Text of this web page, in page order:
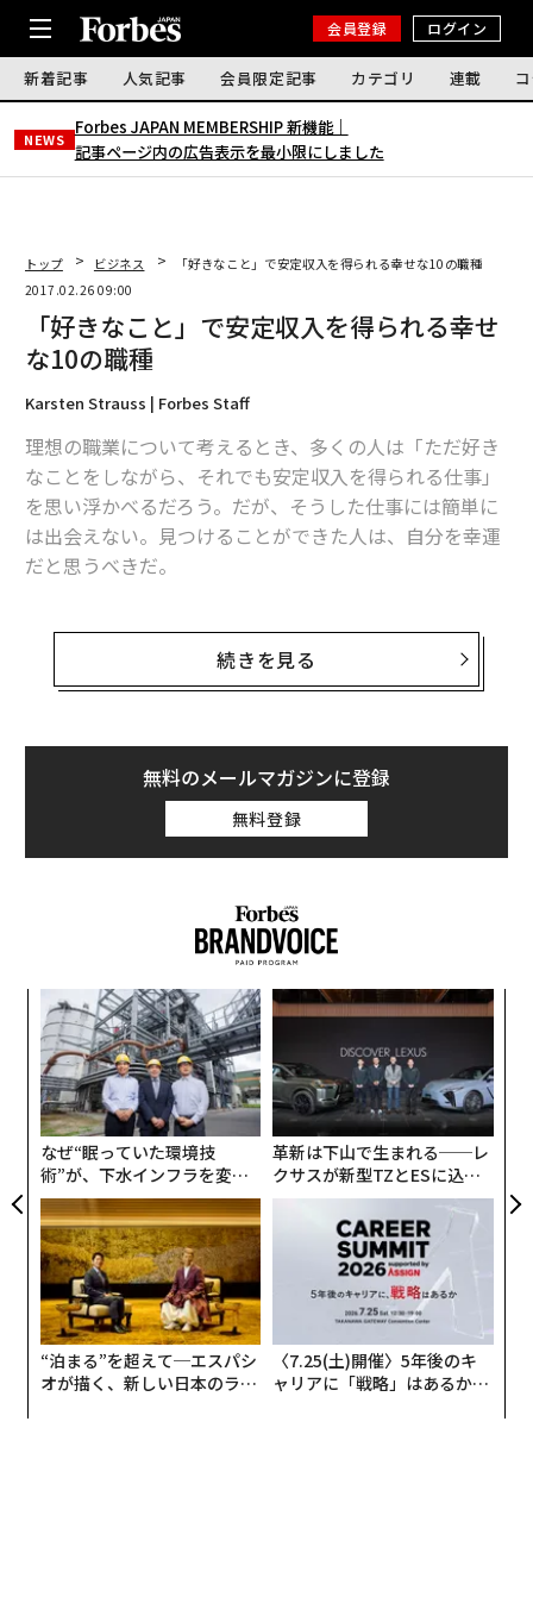
会員登録 ログイン
新着記事 人気記事 会員限定記事 カテゴリ 連載
NEWS
Forbes JAPAN MEMBERSHIP 新機能｜
記事ページ内の広告表示を最小限にしました
トップ ビジネス
「好きなこと」で安定収入を得られる幸せな10の職種
2017.02.26 09:00
「好きなこと」で安定収入を得られる幸せ
な10の職種
Karsten Strauss | Forbes Staff
理想の職業について考えるとき、多くの人は「ただ好き
なことをしながら、それでも安定収入を得られる仕事」
を思い浮かべるだろう。だが、そうした仕事には簡単に
は出会えない。見つけることができた人は、自分を幸運
だと思うべきだ。
フォーブスはこのほど、多くの人が情熱を傾けることや
趣味などをリストアップし、それぞれに関連のある職業
を特定。求人情報サービス、インディードの情報を基
給料はインディードに外部から寄せられた情報（金額）
に基づいている。
代表格は「ゲームテスター」
続きを見る
無料のメールマガジンに登録
無料登録
なぜ“眠っていた環境技
術”が、下水インフラを変え
たのか──産総研×月島JFE
アクアソリューションの10年
革新は下山で生まれる──レ
クサスが新型TZとESに込め
た「DISCOVER」の哲学
“泊まる”を超えて─エスパシ
オが描く、新しい日本のラグ
〈7.25(土)開催〉5年後のキ
ャリアに「戦略」はあるか。